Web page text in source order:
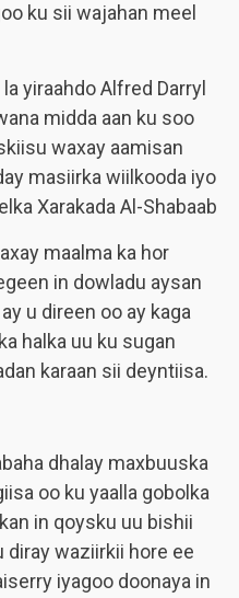
ku sii wajahan meel
yiraahdo Alfred Darryl
midda aan ku soo
waxay aamisan
masiirka wiilkooda iyo
Xarakada Al-Shabaab
maalma ka hor
in dowladu aysan
u direen oo ay kaga
halka uu ku sugan
karaan sii deyntiisa.
dhalay maxbuuska
oo ku yaalla gobolka
in qoysku uu bishii
diray waziirkii hore ee
iyagoo doonaya in